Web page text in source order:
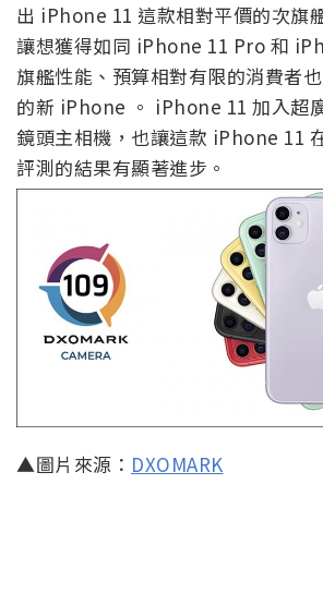
出 iPhone 11 這款相對平價的次旗
讓想獲得如同 iPhone 11 Pro 和
旗艦性能、預算相對有限的消費者
的新 iPhone 。 iPhone 11 加入超
鏡頭主相機，也讓這款 iPhone 11
評測的結果有顯著進步。
▲圖片來源： DXOMARK